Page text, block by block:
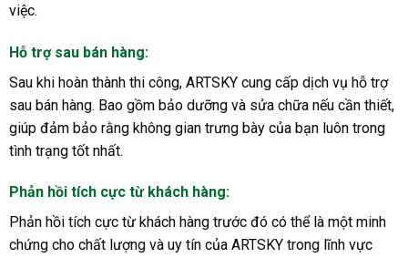
việc.
Hỗ trợ sau bán hàng:
Sau khi hoàn thành thi công, ARTSKY cung cấp dịch vụ hỗ trợ
sau bán hàng. Bao gồm bảo dưỡng và sửa chữa nếu cần thiết,
giúp đảm bảo rằng không gian trưng bày của bạn luôn trong
tình trạng tốt nhất.
Phản hồi tích cực từ khách hàng:
Phản hồi tích cực từ khách hàng trước đó có thể là một minh
chứng cho chất lượng và uy tín của ARTSKY trong lĩnh vực